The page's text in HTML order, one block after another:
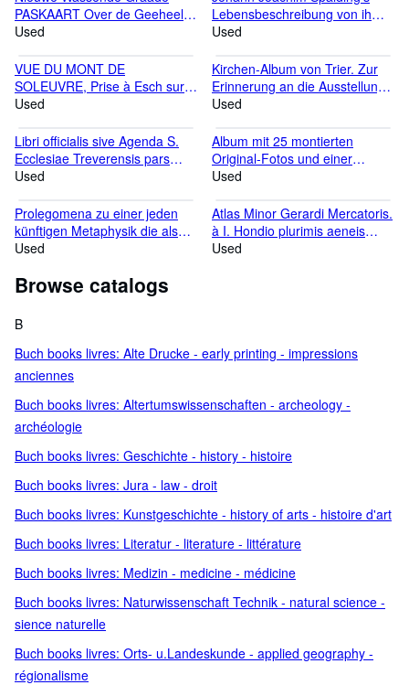
verborum significatione et
regulis iuris ad seriem
congesti. Cum duplici indice.
PASKAART Over de Geeheele
OOST-ZEE . Nieuwelijks Op
.T'AMSTERDAM Bij IOHANNES
Van KEULEN Boek- zeekaart
verkooper en Graad-boog
de Nieuw brugh Inde
Gekroonde Lootsman Met
Previlegie voor 15 Iaaren.
Used
Lebensbeschreibung von ihm
selbst aufgesetzt und hrsg. mit
Sohne Georg Ludewig
Spalding.
Used
VUE DU MONT DE
SOLEUVRE, Prise à Esch sur
l'Alzette.
Used
Kirchen-Album von Trier. Zur
Erinnerung an die Ausstellung
des hl. Rockes 1891
Used
Libri officialis sive Agenda S.
Ecclesiae Treverensis pars
prior, de legitima, catholica, ac
administratione, cum brevi &
perspicua cuiusque
explicatione, pastoribus
necessaria. Quibus adiuncta
sunt & alia, ut Index sequens
demonstrabit.
Used
Album mit 25 montierten
Original-Fotos und einer
montierten Fotolithographie.
Used
Prolegomena zu einer jeden
künftigen Metaphysik die als
Wissenschaft wird auftreten
Used
Atlas Minor Gerardi Mercatoris.
à I. Hondio plurimis aeneis
tabulis auctus atque illustratus.
Used
Browse catalogs
B
Buch books livres: Alte Drucke - early printing - impressions
anciennes
Buch books livres: Altertumswissenschaften - archeology -
archéologie
Buch books livres: Geschichte - history - histoire
Buch books livres: Jura - law - droit
Buch books livres: Kunstgeschichte - history of arts - histoire d'art
Buch books livres: Literatur - literature - littérature
Buch books livres: Medizin - medicine - médicine
Buch books livres: Naturwissenschaft Technik - natural science -
sience naturelle
Buch books livres: Orts- u.Landeskunde - applied geography -
régionalisme